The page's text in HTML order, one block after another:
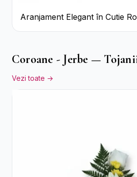
Aranjament Elegant în Cutie
Trandafiri și Gerbera
Coroane - Jerbe —
Vezi toate →